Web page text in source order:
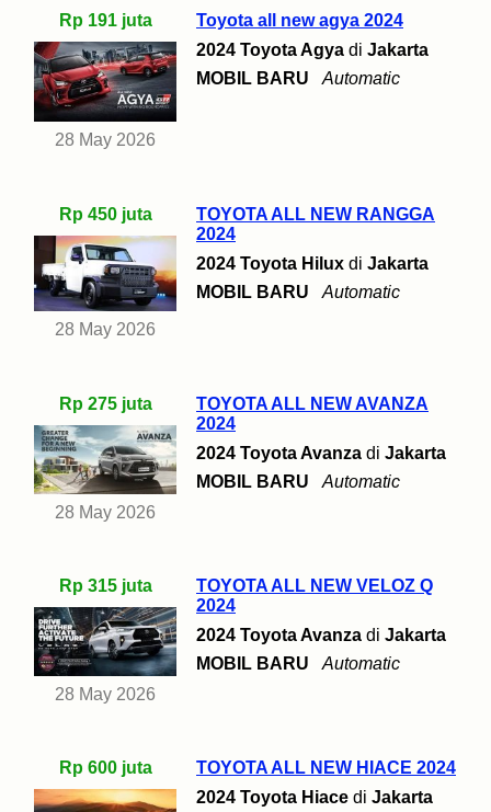
Rp 191 juta
28 May 2026
Toyota all new agya 2024
2024 Toyota Agya di Jakarta
MOBIL BARU
Automatic
Rp 450 juta
28 May 2026
TOYOTA ALL NEW RANGGA
2024
2024 Toyota Hilux di Jakarta
MOBIL BARU
Automatic
Rp 275 juta
28 May 2026
TOYOTA ALL NEW AVANZA
2024
2024 Toyota Avanza di Jakarta
MOBIL BARU
Automatic
Rp 315 juta
28 May 2026
TOYOTA ALL NEW VELOZ Q
2024
2024 Toyota Avanza di Jakarta
MOBIL BARU
Automatic
Rp 600 juta
TOYOTA ALL NEW HIACE 2024
2024 Toyota Hiace di Jakarta